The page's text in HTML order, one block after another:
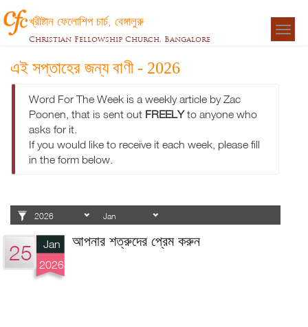
খ্রীষ্টান ফেলোশিপ চার্চ, বেঙ্গালুরু
Christian Fellowship Church, Bangalore
এই সপ্তাহের জন্য বাণী - 2026
Word For The Week is a weekly article by Zac
Poonen, that is sent out FREELYto anyone who
asks for it.
If you would like to receive it each week, please fill
in the form below.
25
Jan
2026
আপনার শত্রুদের প্রেম করুন